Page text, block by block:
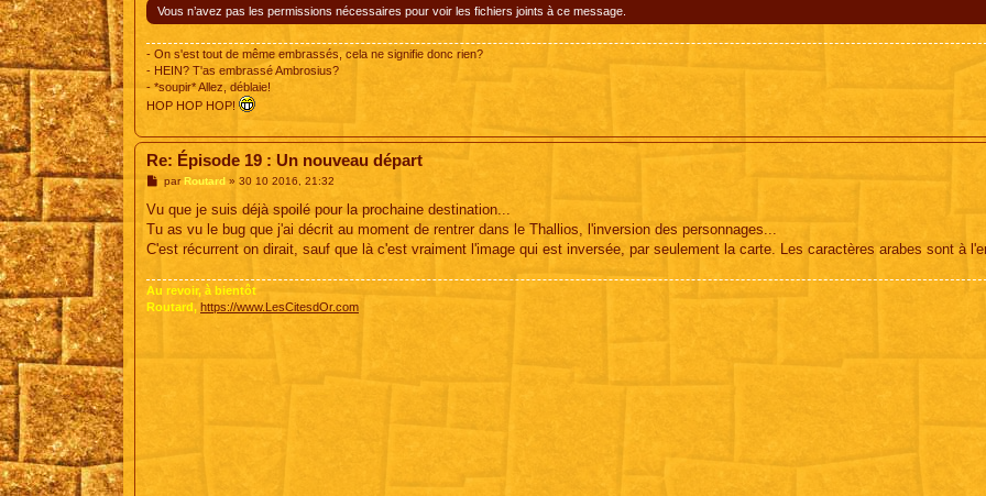
Vous n’avez pas les permissions nécessaires pour voir les fichiers joints à ce message.
- On s'est tout de même embrassés, cela ne signifie donc rien?
- HEIN? T'as embrassé Ambrosius?
- *soupir* Allez, déblaie!
HOP HOP HOP!
Re: Épisode 19 : Un nouveau départ
M
s
a
g
parRoutard» 30 10 2016, 21:32
Vu que je suis déjà spoilé pour la prochaine destination...
Tu as vu le bug que j'ai décrit au moment de rentrer dans le Thallios, l'inversion des personnages...
C'est récurrent on dirait, sauf que là c'est vraiment l'image qui est inversée, par seulement la carte. Les caractères arabes sont à
Au revoir, à bientôt
Routard, https://www.LesCitesdOr.com